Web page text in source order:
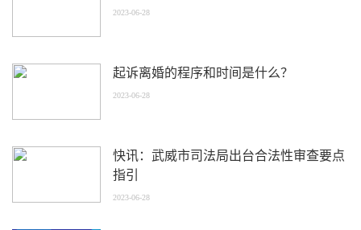
2023-06-28
起诉离婚的程序和时间是什么？
2023-06-28
快讯：武威市司法局出台合法性审查要点
指引
2023-06-28